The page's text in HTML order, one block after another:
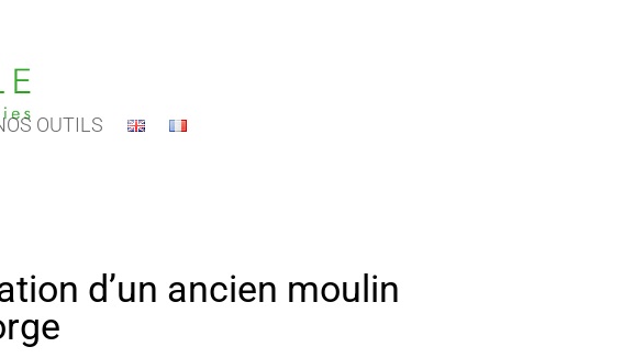
OUTILS
d’un ancien moulin